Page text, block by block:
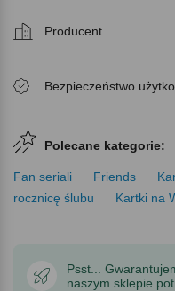
Producent
Bezpieczeństwo
Polecane kategorie:
Fan seriali Friends
rocznicę ślubu
Kartki na
Psst...
naszym sklepie